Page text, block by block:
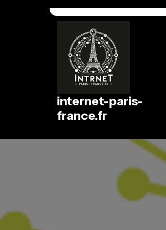
internet-paris-
france.fr